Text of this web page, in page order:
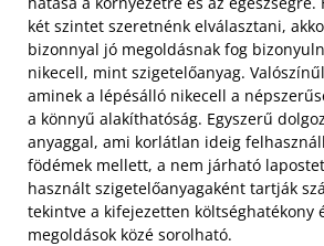
két szintet szeretnénk elválasztani,
bizonnyal jó megoldásnak fog
nikecell, mint szigetelőanyag.
aminek a lépésálló nikecell a
a könnyű alakíthatóság. Egyszerű
anyaggal, ami korlátlan ideig
födémek mellett, a nem járható
használt szigetelőanyagaként tartják
tekintve a kifejezetten költséghatékony
megoldások közé sorolható.